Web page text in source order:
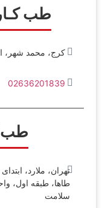
طب
کرج، محمد شهر،
02636201839
طب
تهران، ملارد،
سلامت